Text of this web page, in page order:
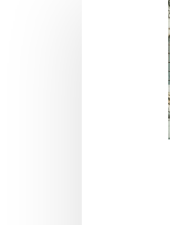
Sustainability